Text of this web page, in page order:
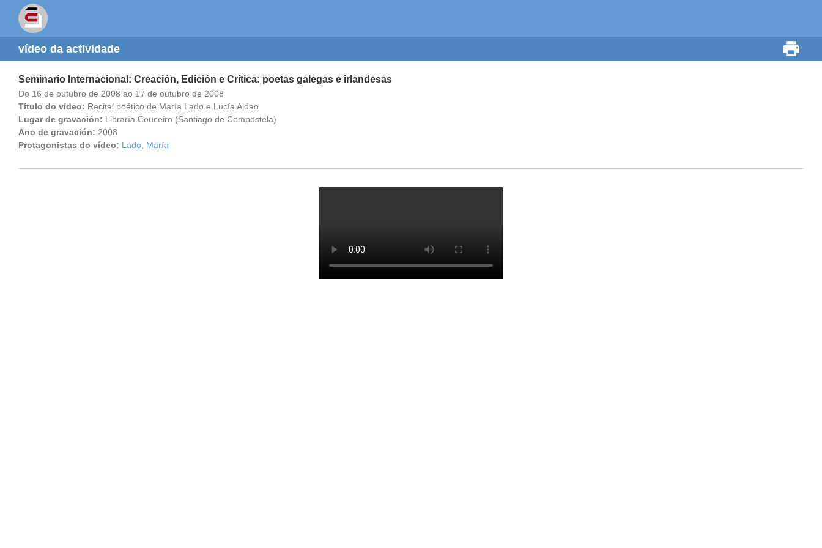
vídeo da actividade
Seminario Internacional: Creación, Edición e Crítica: poetas galegas e irlandesas
Do 16 de outubro de 2008 ao 17 de outubro de 2008
Título do vídeo: Recital poético de María Lado e Lucía Aldao
Lugar de gravación: Libraría Couceiro (Santiago de Compostela)
Ano de gravación: 2008
Protagonistas do vídeo: Lado, María